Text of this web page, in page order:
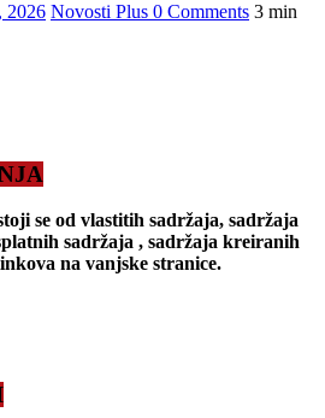
2026 Novosti Plus 0 Comments 3 min
se od vlastitih sadržaja, sadržaja
sadržaja , sadržaja kreiranih
na vanjske stranice.